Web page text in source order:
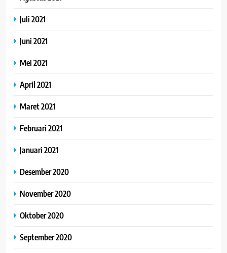
Juli 2021
Juni 2021
Mei 2021
April 2021
Maret 2021
Februari 2021
Januari 2021
Desember 2020
November 2020
Oktober 2020
September 2020